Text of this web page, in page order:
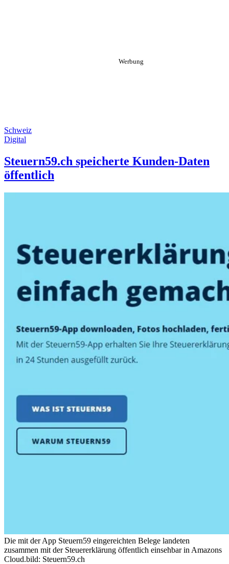
Schweiz
Digital
Steuern59.ch speicherte Kunden-Daten
öffentlich
Die mit der App Steuern59 eingereichten Belege landeten
zusammen mit der Steuererklärung öffentlich einsehbar in Amazons
Cloud.bild: Steuern59.ch